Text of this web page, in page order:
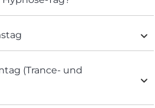
(Trance- und